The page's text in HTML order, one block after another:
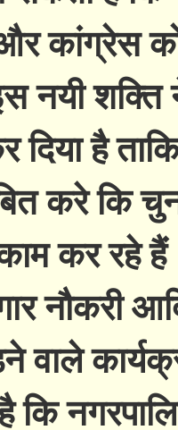
कांग्रेस
शक्ति
है
करे कि
कर रहे
वाले
कि